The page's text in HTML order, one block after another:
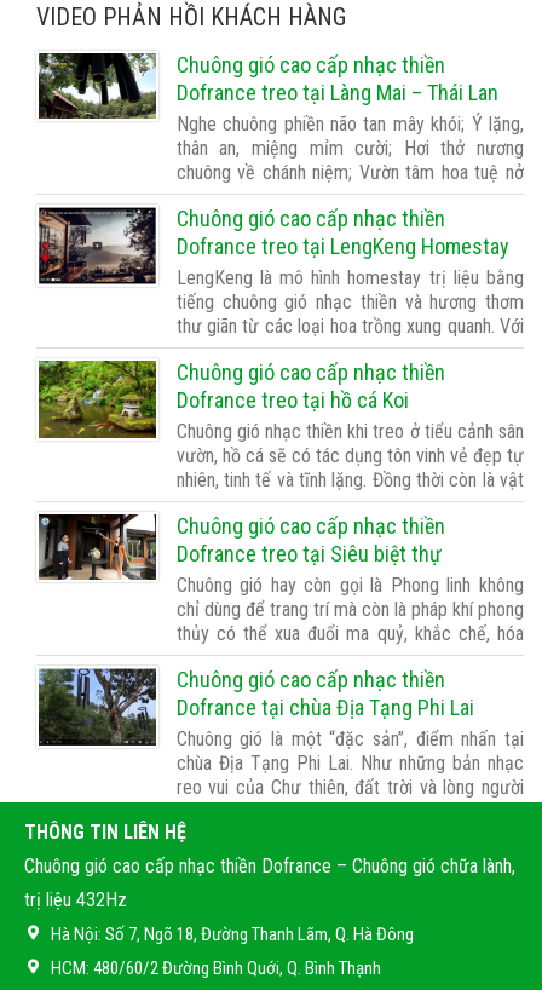
VIDEO PHẢN HỒI KHÁCH HÀNG
Chuông gió cao cấp nhạc thiền
Dofrance treo tại Làng Mai – Thái Lan
Nghe chuông phiền não tan mây khói; Ý lặng,
thân an, miệng mỉm cười; Hơi thở nương
chuông về chánh niệm; Vườn tâm hoa tuệ nở
xinh tươi. …
Chuông gió cao cấp nhạc thiền
Dofrance treo tại LengKeng Homestay
LengKeng là mô hình homestay trị liệu bằng
tiếng chuông gió nhạc thiền và hương thơm
thư giãn từ các loại hoa trồng xung quanh. Với
mỗi dòng chuông gió khác nhau ở LengKeng
sẽ là nguồn năng lượng tích cực xoa dịu và
chữa lành tâm hồn từng du khách ở …
Chuông gió cao cấp nhạc thiền
Dofrance treo tại hồ cá Koi
Chuông gió nhạc thiền khi treo ở tiểu cảnh sân
vườn, hồ cá sẽ có tác dụng tôn vinh vẻ đẹp tự
nhiên, tinh tế và tĩnh lặng. Đồng thời còn là vật
phong thủy giúp tăng khí tài lộc thịnh vượng
cho gia chủ. Cá Koi được biết đến như một
trong những loài cá …
Chuông gió cao cấp nhạc thiền
Dofrance treo tại Siêu biệt thự
Chuông gió hay còn gọi là Phong linh không
chỉ dùng để trang trí mà còn là pháp khí phong
thủy có thể xua đuổi ma quỷ, khắc chế, hóa
giải những nguồn năng lượng tiêu cực, xua đi
khí xấu giúp lưu chuyển những luồng khí có lợi,
đem lại sự an lành và …
Chuông gió cao cấp nhạc thiền
Dofrance tại chùa Địa Tạng Phi Lai
Chuông gió là một “đặc sản”, điểm nhấn tại
chùa Địa Tạng Phi Lai. Như những bản nhạc
reo vui của Chư thiên, đất trời và lòng người
đêm ngày ngân nga... Và người biết không, tình
yêu thương trong trái tim …
THÔNG TIN LIÊN HỆ
Chuông gió cao cấp nhạc thiền Dofrance – Chuông gió chữa lành,
trị liệu 432Hz
Hà Nội: Số 7, Ngõ 18, Đường Thanh Lãm, Q. Hà Đông
HCM: 480/60/2 Đường Bình Quới, Q. Bình Thạnh